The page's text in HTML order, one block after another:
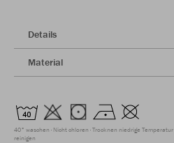
Details
Material
40° waschen Nicht chloren Trocknen niedrige Temperatur
reinigen